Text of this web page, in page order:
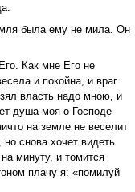
была ему не мила. Он
Как мне Его не
и покойна, и враг
власть надо мною, и
душа моя о Господе
на земле не веселит
снова хочет видеть
минуту, и томится
плачу я: «помилуй